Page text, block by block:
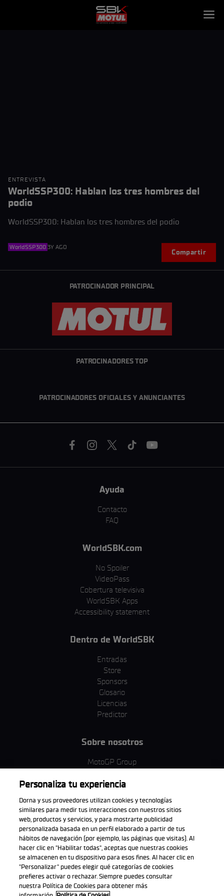
ENTREVISTA
WorldSSP300: Hablan los tres hombres del
podio
WorldSSP300: Hablan los tres hombres del podio
WorldSSP300 3Y AGO
Compartir
PATROCINADOR PRINCIPAL
PATROCINADORES TOP
PATROCINADORES OFICIALES Y ANUNCIANTES
Ayuda
Contacto
FAQ
WorldSBK.com
No Spoiler
VideoPass
Cobertura televisiva
WorldSBK Apps
Accessibility statement
Dentro de WorldSBK
Entradas
Store
Sponsors
Glosario
Licencias
Predictor
Sobre nosotros
MotoGP Group
Términos y condiciones
Política de privacidad
Política de compra
Descarga la aplicación oficial
Personaliza tu experiencia
Dorna y sus proveedores utilizan cookies y tecnologías
similares para medir tus interacciones con nuestros sitios
web, productos y servicios, y para mostrarte publicidad
personalizada basada en un perfil elaborado a partir de tus
hábitos de navegación (por ejemplo, las páginas que visitas). Al
hacer clic en "Habilitar todas", aceptas que nuestras cookies
se almacenen en tu dispositivo para esos fines. Al hacer clic en
"Personalizar" puedes elegir qué categorías de cookies
prefieres activar o rechazar. Siempre puedes consultar
nuestra Política de Cookies para obtener más